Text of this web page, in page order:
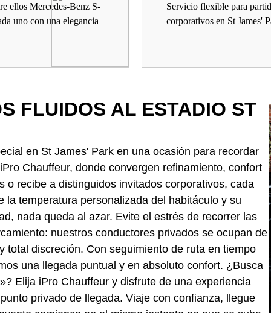
ellos Mercedes-Benz S-
uno con una elegancia
Servicio flexible para
corporativos en St James'
FLUIDOS AL ESTADIO ST
en St James' Park en una ocasión para recordar
Chauffeur, donde convergen refinamiento, confort
o recibe a distinguidos invitados corporativos, cada
temperatura personalizada del habitáculo y su
nada queda al azar. Evite el estrés de recorrer las
nuestros conductores privados se ocupan de
discreción. Con seguimiento de ruta en tiempo
una llegada puntual y en absoluto confort. ¿Busca
Elija iPro Chauffeur y disfrute de una experiencia
privado de llegada. Viaje con confianza, llegue